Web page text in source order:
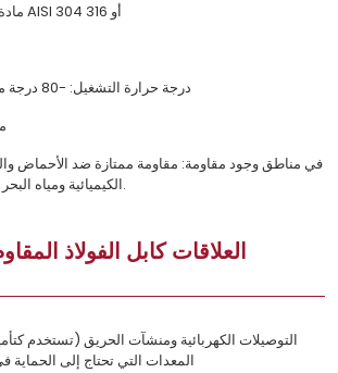
مادة خام: فولاذ مقاوم للصدأ AISI 304 أو 316
درجة حرارة التشغيل: -80 درجة مئوية + 538 درجة مئوية
في مناطق وجود مقاومة: مقاومة ممتازة ضد الأحماض
الكيميائية ومياه البحر والأشعة فوق البنفسجية.
العلاقات كابل الفولاذ
التوصيلات الكهربائية ومنشآت الحريق (تستخدم
المعدات التي تحتاج إلى